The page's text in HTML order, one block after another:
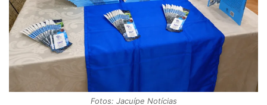
Fotos: Jacuípe Notícias